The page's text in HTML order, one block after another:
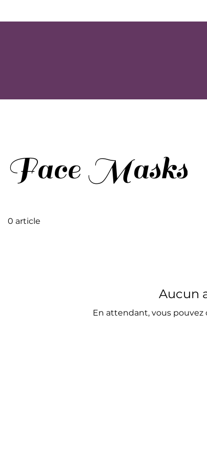
Face Masks
0 article
Aucun
En attendant, vous